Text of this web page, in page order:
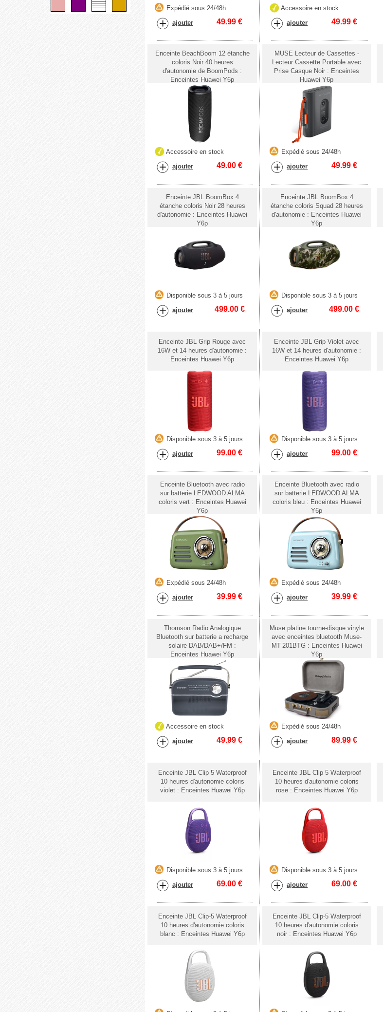
Expédié sous 24/48h
ajouter 49.99 €
Accessoire en stock
ajouter 49.99€
Enceinte BeachBoom 12 étanche
coloris Noir 40 heures
d'autonomie de BoomPods :
Enceintes Huawei Y6p
Accessoire en stock
ajouter 49.00 €
MUSE Lecteur de Cassettes -
Lecteur Cassette Portable avec
Prise Casque Noir : Enceintes
Huawei Y6p
Expédié sous 24/48h
ajouter 49.99€
Enceinte JBL BoomBox 4
étanche coloris Noir 28 heures
d'autonomie : Enceintes Huawei
Y6p
Disponible sous 3 à 5 jours
ajouter 499.00€
Enceinte JBL BoomBox 4
étanche coloris Squad 28 heures
d'autonomie : Enceintes Huawei
Y6p
Disponible sous 3 à 5 jours
ajouter 499.00 €
Enceinte JBL Grip Rouge avec
16W et 14 heures d'autonomie :
Enceintes Huawei Y6p
Disponible sous 3 à 5 jours
ajouter 99.00 €
Enceinte JBL Grip Violet avec
16W et 14 heures d'autonomie :
Enceintes Huawei Y6p
Disponible sous 3 à 5 jours
ajouter 99.00€
Enceinte Bluetooth avec radio
sur batterie LEDWOOD ALMA
coloris vert : Enceintes Huawei
Y6p
Expédié sous 24/48h
ajouter 39.99 €
Enceinte Bluetooth avec radio
sur batterie LEDWOOD ALMA
coloris bleu : Enceintes Huawei
Y6p
Expédié sous 24/48h
ajouter 39.99€
Thomson Radio Analogique
Bluetooth sur batterie a recharge
solaire DAB/DAB+/FM :
Enceintes Huawei Y6p
Accessoire en stock
ajouter 49.99 €
Muse platine tourne-disque vinyle
avec enceintes bluetooth Muse-
MT-201BTG : Enceintes Huawei
Y6p
Expédié sous 24/48h
ajouter 89.99€
Enceinte JBL Clip 5 Waterproof
10 heures d'autonomie coloris
violet : Enceintes Huawei Y6p
Disponible sous 3 à 5 jours
ajouter 69.00 €
Enceinte JBL Clip 5 Waterproof
10 heures d'autonomie coloris
rose : Enceintes Huawei Y6p
Disponible sous 3 à 5 jours
ajouter 69.00€
Enceinte JBL Clip-5 Waterproof
10 heures d'autonomie coloris
blanc : Enceintes Huawei Y6p
Enceinte JBL Clip-5 Waterproof
10 heures d'autonomie coloris
noir : Enceintes Huawei Y6p